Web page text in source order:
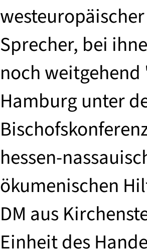
Sprecher, bei
noch
Hamburg unter
hessen-
ökumenischen
DM aus
Einheit des